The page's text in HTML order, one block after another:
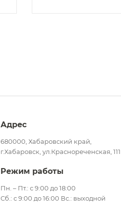
Адрес
680000, Хабаровский край,
г.Хабаровск, ул.Краснореченская,
Режим работы
Пн. – Пт.: с 9:00 до 18:00
Сб.: с 9:00 до 16:00 Вс.: выходной